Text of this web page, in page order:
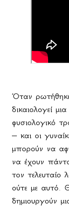
Όταν
δικαιολογεί
φυσιολογικό
– και οι
μπορούν να
να έχουν
τον τελευταίο
ούτε με αυτό.
δημιουργούν